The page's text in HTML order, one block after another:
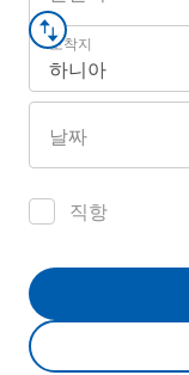
도착지
하니아
날짜
직항